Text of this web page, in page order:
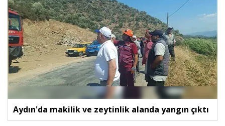
Aydın'da makilik ve zeytinlik alanda yangın çıktı